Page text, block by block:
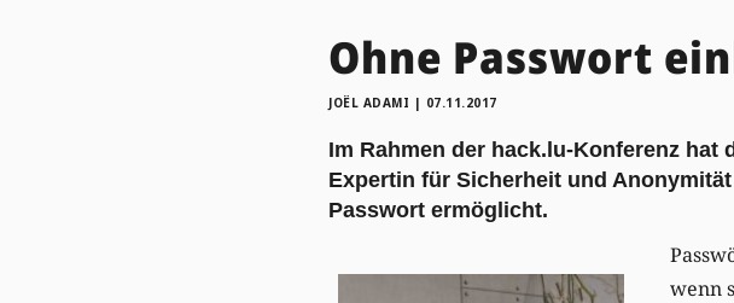
Ohne Passwort
JOËL ADAMI | 07.11.2017
Im Rahmen der hack.lu-Konferenz
Expertin für Sicherheit und
Passwort ermöglicht.
wenn